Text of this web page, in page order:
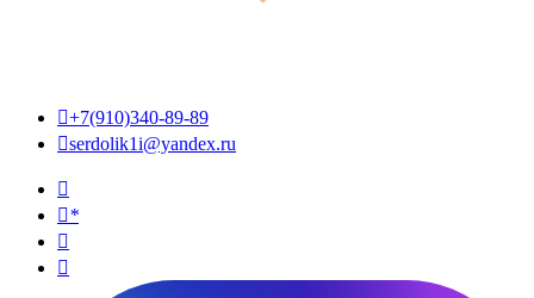
+7(910)340-89-89
serdolik1i@yandex.ru

*

